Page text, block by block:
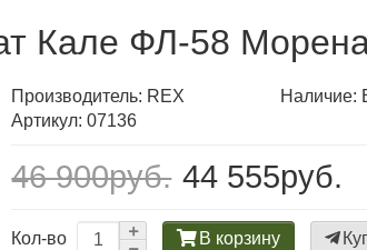
Кале ФЛ-58
Производитель: REX
Наличие:
Артикул: 07136
46 900руб. 44 555руб.
Кол-во В корзину